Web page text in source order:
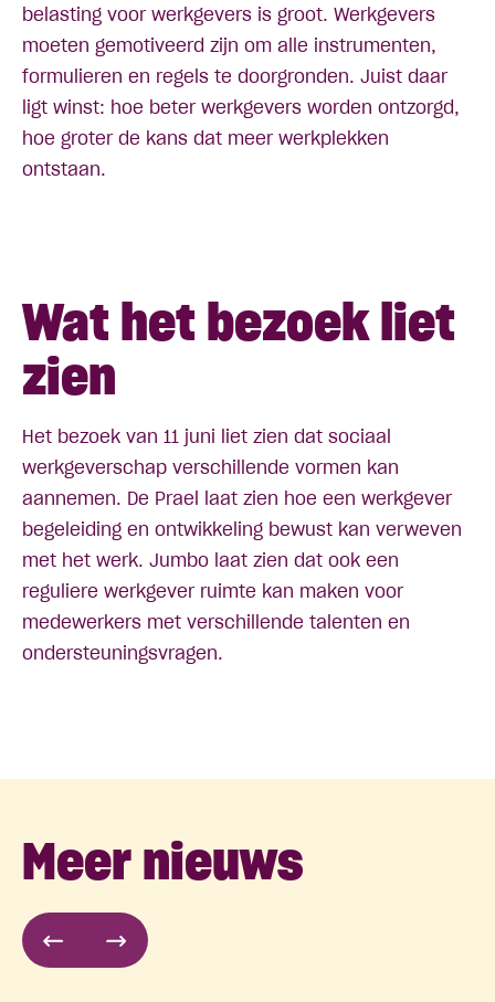
belasting voor werkgevers is groot. Werkgevers
moeten gemotiveerd zijn om alle instrumenten,
formulieren en regels te doorgronden. Juist daar
ligt winst: hoe beter werkgevers worden ontzorgd,
hoe groter de kans dat meer werkplekken
ontstaan.
Wat het bezoek liet
zien
Het bezoek van 11 juni liet zien dat sociaal
werkgeverschap verschillende vormen kan
aannemen. De Prael laat zien hoe een werkgever
begeleiding en ontwikkeling bewust kan verweven
met het werk. Jumbo laat zien dat ook een
reguliere werkgever ruimte kan maken voor
medewerkers met verschillende talenten en
ondersteuningsvragen.
Meer nieuws